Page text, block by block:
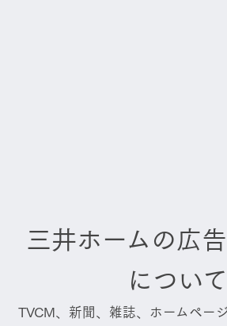
三井ホームの広
について
TVCM、新聞、雑誌、ホームペー